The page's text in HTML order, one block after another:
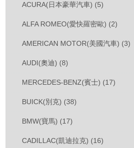
ACURA(日本豪華汽車) (5)
ALFA ROMEO(愛快羅密歐) (2)
AMERICAN MOTOR(美國汽車) (3)
AUDI(奧迪) (8)
MERCEDES-BENZ(賓士) (17)
BUICK(別克) (38)
BMW(寶馬) (17)
CADILLAC(凱迪拉克) (16)